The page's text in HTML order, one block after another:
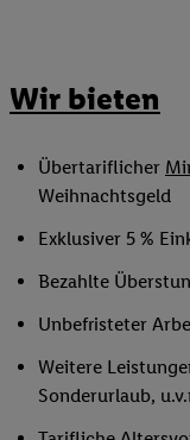
Wir bieten
Übertariflicher
Weihnachtsgeld
Exklusiver 5 %
Bezahlte
Unbefristeter
Weitere
Sonderurlaub,